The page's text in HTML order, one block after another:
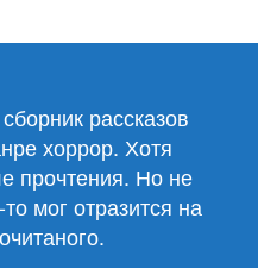
двадцатого
века»
рассказов
хоррор. Хотя
прочтения. Но не
мог отразится на